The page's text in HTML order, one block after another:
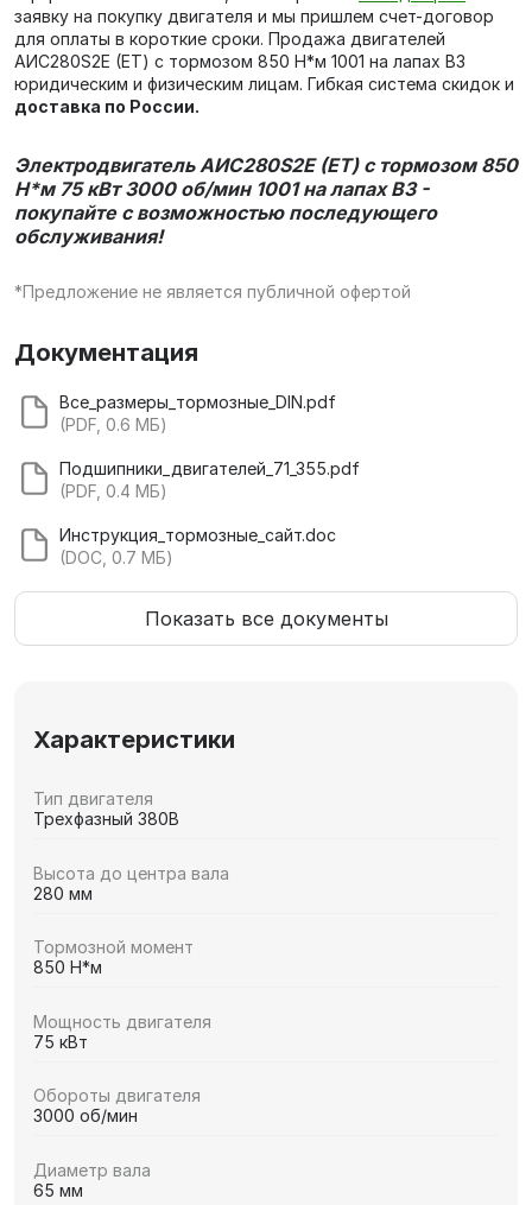
заявку на покупку двигателя и мы пришлем счет-договор
для оплаты в короткие сроки. Продажа двигателей
AИC280S2Е (ET) с тормозом 850 Н*м 1001 на лапах В3
юридическим и физическим лицам. Гибкая система скидок и
доставка по России.
Электродвигатель AИC280S2Е (ET) с тормозом 850
Н*м 75 кВт 3000 об/мин 1001 на лапах В3 -
покупайте с возможностью последующего
обслуживания!
*Предложение не является публичной офертой
Документация
Все_размеры_тормозные_DIN.pdf
(PDF, 0.6 МБ)
Подшипники_двигателей_71_355.pdf
(PDF, 0.4 МБ)
Инструкция_тормозные_сайт.doc
(DOC, 0.7 МБ)
Показать все документы
Характеристики
Тип двигателя
Трехфазный 380В
Высота до центра вала
280 мм
Тормозной момент
850 Н*м
Мощность двигателя
75 кВт
Обороты двигателя
3000 об/мин
Диаметр вала
65 мм